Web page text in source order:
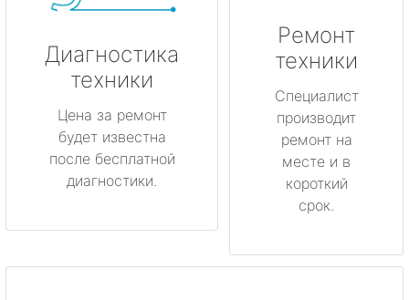
Диагностика
техники
Цена за ремонт
будет известна
после бесплатной
диагностики.
Ремонт
техники
Специалист
производит
ремонт на
месте и в
короткий
срок.